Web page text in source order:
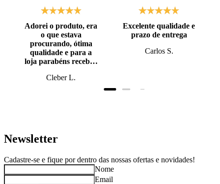
Adorei o produto, era
o que estava
procurando, ótima
qualidade e para a
loja parabéns recebi o
prazo, super bem
Cleber L.
Excelente qualidade e
prazo de entrega
Carlos S.
Newsletter
Cadastre-se e fique por dentro das nossas ofertas e novidades!
Nome
Email